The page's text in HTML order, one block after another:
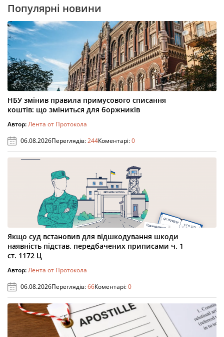
Популярні новини
НБУ змінив правила примусового списання
коштів: що зміниться для боржників
Автор:Лента от Протокола
06.08.2026Переглядів:244Коментарі:0
Якщо суд встановив для відшкодування шкоди
наявність підстав, передбачених приписами ч. 1
ст. 1172 Ц
Автор:Лента от Протокола
06.08.2026Переглядів:66Коментарі:0